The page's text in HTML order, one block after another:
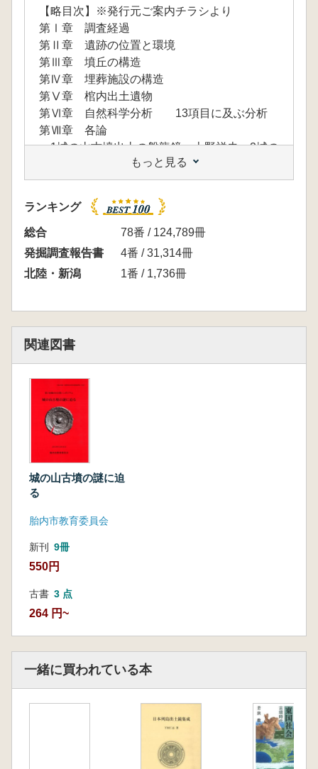
【略目次】※発行元ご案内チラシより
第Ⅰ章 調査経過
第Ⅱ章 遺跡の位置と環境
第Ⅲ章 墳丘の構造
第Ⅳ章 埋葬施設の構造
第Ⅴ章 棺内出土遺物
第Ⅵ章 自然科学分析 13項目に及ぶ分析
第Ⅶ章 各論
1城の山古墳出土の盤龍鏡 上野祥史 2城の
山古墳出土玉類の考古学的検討 大賀克彦
3出土武器類からみた城の山古墳 菊地芳
朗 4城の山古墳出土品付着の織物の仕様事
例 沢田むつ代 5靫の構造と位相 水澤幸
一 6城の山古墳出土刳抜式木棺の位置付け
石橋宏 7墳丘出土土器 滝沢規朗 8墳丘構
造 青木敬
前期古墳の中の城の山古墳 橋本博文
もっと見る
ランキング
総合
78番 / 124,789冊
発掘調査報告書
4番 / 31,314冊
北陸・新潟
1番 / 1,736冊
関連図書
城の山古墳の謎に迫
る
胎内市教育委員会
新刊 9冊
550円
古書 3 点
264 円~
一緒に買われている本